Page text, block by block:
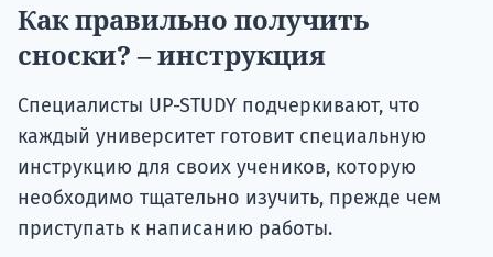
Как правильно получить
сноски? – инструкция
Специалисты UP-STUDY подчеркивают, что
каждый университет готовит специальную
инструкцию для своих учеников, которую
необходимо тщательно изучить, прежде чем
приступать к написанию работы.